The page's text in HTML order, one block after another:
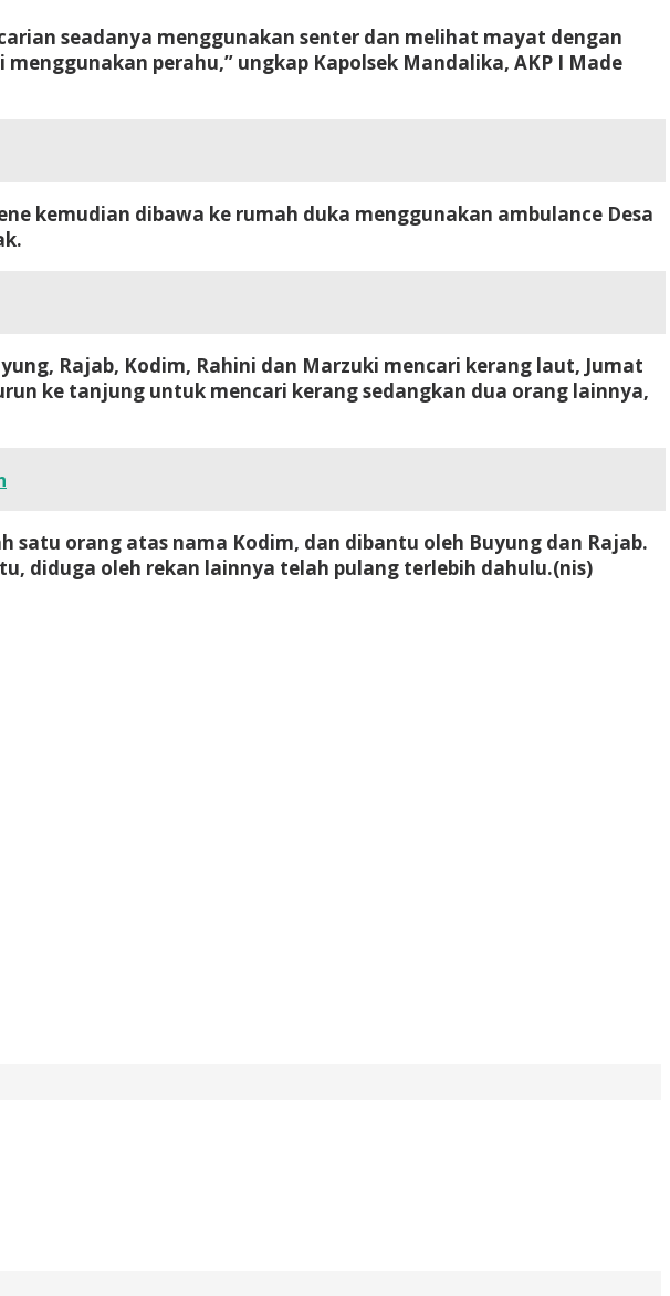
seadanya menggunakan senter dan melihat mayat dengan
perahu,” ungkap Kapolsek Mandalika, AKP I Made
kemudian dibawa ke rumah duka menggunakan ambulance Desa
Rajab, Kodim, Rahini dan Marzuki mencari kerang laut, Jumat
ke tanjung untuk mencari kerang sedangkan dua orang lainnya,
orang atas nama Kodim, dan dibantu oleh Buyung dan Rajab.
diduga oleh rekan lainnya telah pulang terlebih dahulu.(nis)